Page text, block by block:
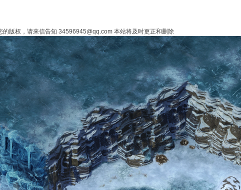
版权，请来信告知 34596945@qq.com 本站将及时更正和删除